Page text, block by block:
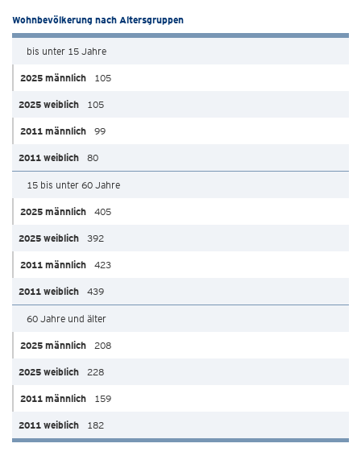
Wohnbevölkerung nach Altersgruppen
bis unter 15 Jahre
105
105
99
80
15 bis unter 60 Jahre
405
392
423
439
60 Jahre und älter
208
228
159
182